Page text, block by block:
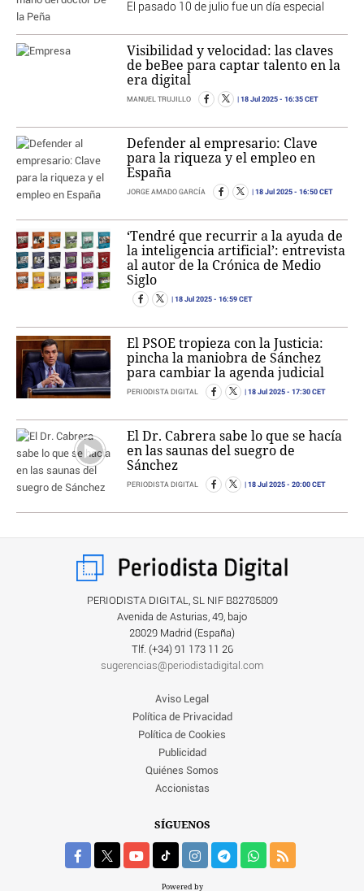
El pasado 10 de julio fue un día especial
Visibilidad y velocidad: las claves
de beBee para captar talento en la
era digital
MANUEL TRUJILLO 18 Jul 2025 - 16:35 CET
Defender al empresario: Clave
para la riqueza y el empleo en
España
JORGE AMADO GARCÍA 18 Jul 2025 - 16:50 CET
‘Tendré que recurrir a la ayuda de
la inteligencia artificial’: entrevista
al autor de la Crónica de Medio
Siglo
18 Jul 2025 - 16:59 CET
El PSOE tropieza con la Justicia:
pincha la maniobra de Sánchez
para cambiar la agenda judicial
PERIODISTA DIGITAL 18 Jul 2025 - 17:30 CET
El Dr. Cabrera sabe lo que se hacía
en las saunas del suegro de
Sánchez
PERIODISTA DIGITAL 18 Jul 2025 - 20:00 CET
PERIODISTA DIGITAL, SL NIF B82785809
Avenida de Asturias, 49, bajo
28029 Madrid (España)
Tlf. (+34) ‎91 173 11 26
sugerencias@periodistadigital.com
Aviso Legal
Política de Privacidad
Política de Cookies
Publicidad
Quiénes Somos
Accionistas
SÍGUENOS
Powered by